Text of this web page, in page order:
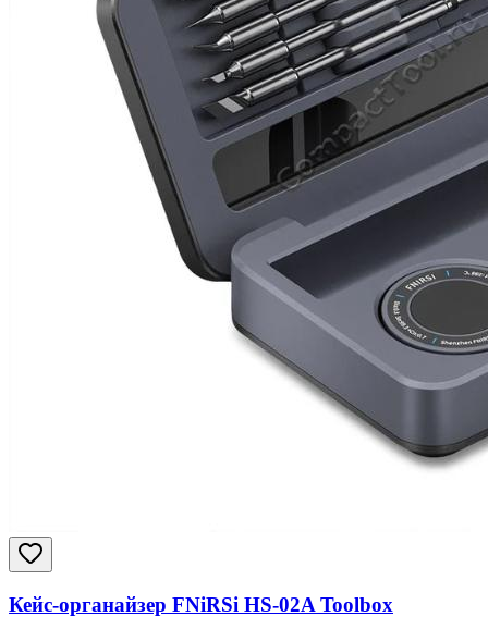
Кейс-органайзер FNiRSi HS-02A Toolbox